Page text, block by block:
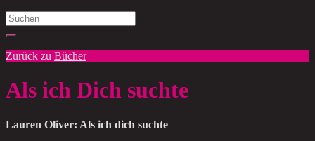
Search
for:
Zurück zu Bücher
Als ich Dich suchte
Lauren Oliver: Als ich dich suchte